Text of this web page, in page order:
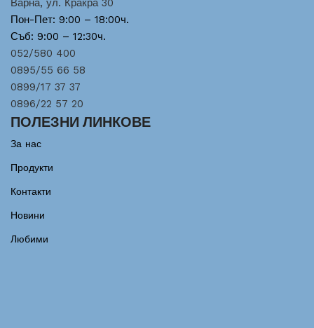
Варна, ул. Кракра 30
Пон-Пет: 9:00 – 18:00ч.
Съб: 9:00 – 12:30ч.
052/580 400
0895/55 66 58
0899/17 37 37
0896/22 57 20
ПОЛЕЗНИ ЛИНКОВЕ
За нас
Продукти
Контакти
Новини
Любими